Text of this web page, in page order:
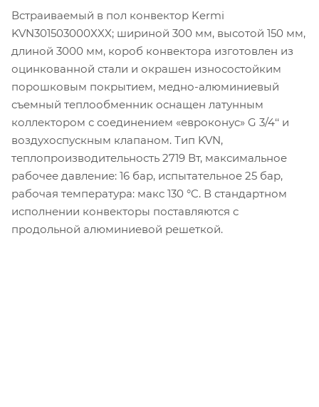
Встраиваемый в пол конвектор Kermi
KVN301503000XXX; шириной 300 мм, высотой 150 мм,
длиной 3000 мм, короб конвектора изготовлен из
оцинкованной стали и окрашен износостойким
порошковым покрытием, медно-алюминиевый
съемный теплообменник оснащен латунным
коллектором с соединением «евроконус» G 3/4‘‘ и
воздухоспускным клапаном. Тип KVN,
теплопроизводительность 2719 Вт, максимальное
рабочее давление: 16 бар, испытательное 25 бар,
рабочая температура: макс 130 °C. В стандартном
исполнении конвекторы поставляются с
продольной алюминиевой решеткой.